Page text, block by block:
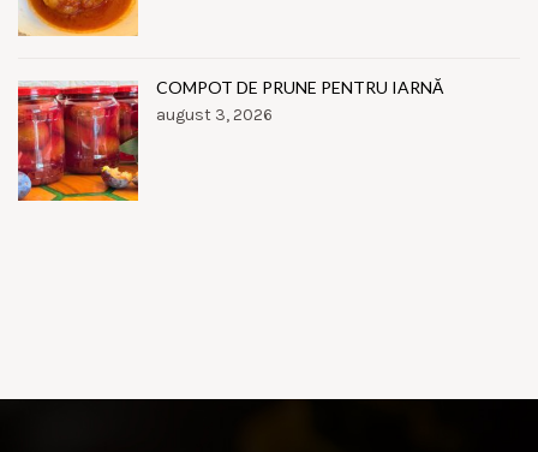
COMPOT DE PRUNE PENTRU IARNĂ
august 3, 2026